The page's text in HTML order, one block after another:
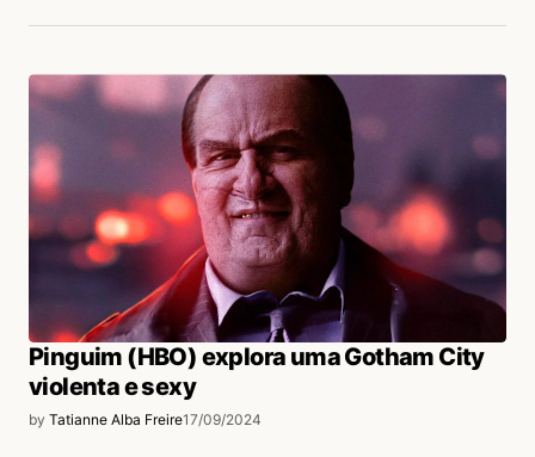
Pinguim (HBO) explora uma Gotham City
violenta e sexy
by Tatianne Alba Freire17/09/2024